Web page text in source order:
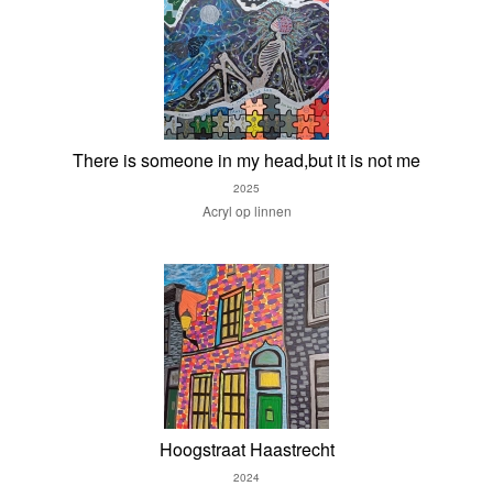
There is someone in my head,but it is not me
2025
Acryl op linnen
Hoogstraat Haastrecht
2024